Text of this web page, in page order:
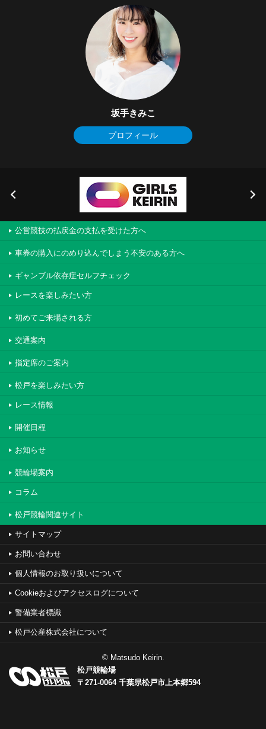
坂手きみこ
プロフィール
公営競技の払戻金の支払を受けた方へ
車券の購入にのめり込んでしまう不安のある方へ
ギャンブル依存症セルフチェック
レースを楽しみたい方
初めてご来場される方
交通案内
指定席のご案内
松戸を楽しみたい方
レース情報
開催日程
お知らせ
競輪場案内
コラム
松戸競輪関連サイト
サイトマップ
お問い合わせ
個人情報のお取り扱いについて
Cookieおよびアクセスログについて
警備業者標識
松戸公産株式会社について
© Matsudo Keirin.
松戸競輪場
〒271-0064 千葉県松戸市上本郷594